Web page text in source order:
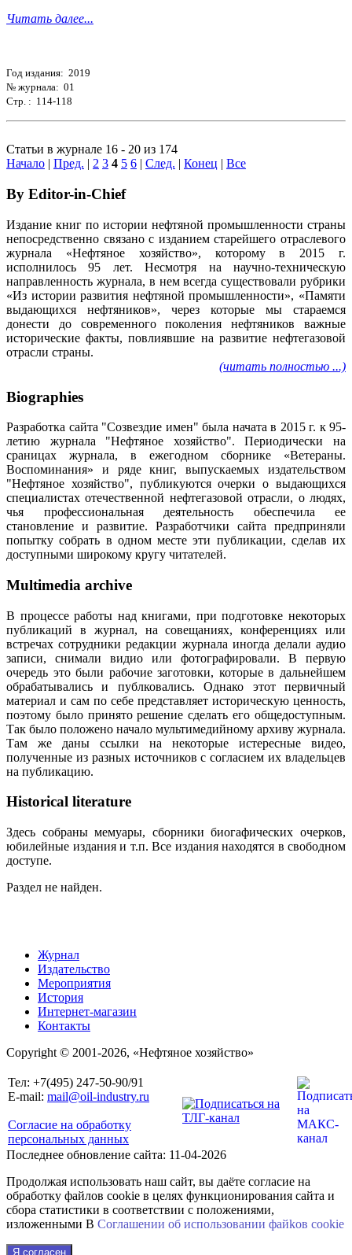
Читать далее...
Год издания: 2019
№ журнала: 01
Стр. : 114-118
Статьи в журнале 16 - 20 из 174
Начало | Пред. | 2 3 4 5 6 | След. | Конец | Все
By Editor-in-Chief
Издание книг по истории нефтяной промышленности страны
непосредственно связано с изданием старейшего отраслевого
журнала «Нефтяное хозяйство», которому в 2015 г.
исполнилось 95 лет. Несмотря на научно-техническую
направленность журнала, в нем всегда существовали рубрики
«Из истории развития нефтяной промышленности», «Памяти
выдающихся нефтяников», через которые мы стараемся
донести до современного поколения нефтяников важные
исторические факты, повлиявшие на развитие нефтегазовой
отрасли страны.
(читать полностью ...)
Biographies
Разработка сайта "Созвездие имен" была начата в 2015 г. к 95-
летию журнала "Нефтяное хозяйство". Периодически на
сраницах журнала, в ежегодном сборнике «Ветераны.
Воспоминания» и ряде книг, выпускаемых издательством
"Нефтяное хозяйство", публикуются очерки о выдающихся
специалистах отечественной нефтегазовой отрасли, о людях,
чья профессиональная деятельность обеспечила ее
становление и развитие. Разработчики сайта предприняли
попытку собрать в одном месте эти публикации, сделав их
доступными широкому кругу читателей.
Multimedia archive
В процессе работы над книгами, при подготовке некоторых
публикаций в журнал, на совещаниях, конференциях или
встречах сотрудники редакции журнала иногда делали аудио
записи, снимали видио или фотографировали. В первую
очередь это были рабочие заготовки, которые в дальнейшем
обрабатывались и публковались. Однако этот первичный
материал и сам по себе представляет историческую ценность,
поэтому было принято решение сделать его общедоступным.
Так было положено начало мультимедийному архиву журнала.
Там же даны ссылки на некоторые истересные видео,
полученные из разных источников с согласием их владельцев
на публикацию.
Historical literature
Здесь собраны мемуары, сборники биогафических очерков,
юбилейные издания и т.п. Все издания находятся в свободном
доступе.
Раздел не найден.
Журнал
Издательство
Мероприятия
История
Интернет-магазин
Контакты
Copyright © 2001-2026, «Нефтяное хозяйство»
Тел: +7(495) 247-50-90/91
E-mail: mail@oil-industry.ru
Согласие на обработку
персональных данных
Последнее обновление сайта: 11-04-2026
Продолжая использовать наш сайт, вы даёте согласие на
обработку файлов cookie в целях функционирования сайта и
сбора статистики в соответствии с положениями,
изложенными В Соглашении об использовании файkов cookie
Я согласен